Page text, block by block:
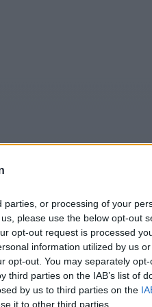
or processing of your
please use the below opt-out
opt-out request is processed
information utilized by us
opt-out. You may separately
parties on the IAB’s list of
by us to third parties on the
it to other third parties.
TV-Agent Fußball
Di Mi
mit Tränen - Kinder /